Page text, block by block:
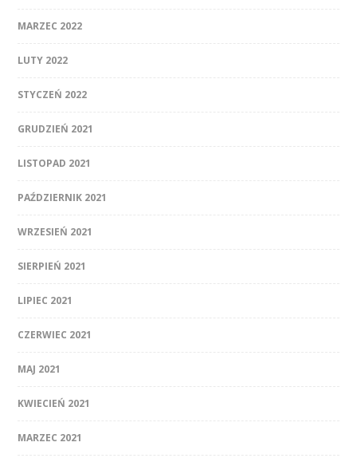
MARZEC 2022
LUTY 2022
STYCZEŃ 2022
GRUDZIEŃ 2021
LISTOPAD 2021
PAŹDZIERNIK 2021
WRZESIEŃ 2021
SIERPIEŃ 2021
LIPIEC 2021
CZERWIEC 2021
MAJ 2021
KWIECIEŃ 2021
MARZEC 2021